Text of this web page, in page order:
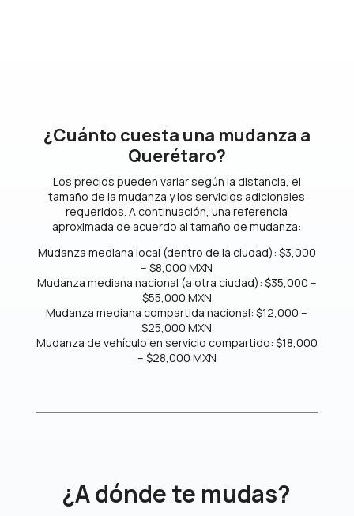
¿Cuánto cuesta una mudanza a
Querétaro?
Los precios pueden variar según la distancia, el
tamaño de la mudanza y los servicios adicionales
requeridos. A continuación, una referencia
aproximada de acuerdo al tamaño de mudanza:
Mudanza mediana local (dentro de la ciudad): $3,000
– $8,000 MXN
Mudanza mediana nacional (a otra ciudad): $35,000 –
$55,000 MXN
Mudanza mediana compartida nacional: $12,000 –
$25,000 MXN
Mudanza de vehículo en servicio compartido: $18,000
– $28,000 MXN
¿A dónde te mudas?